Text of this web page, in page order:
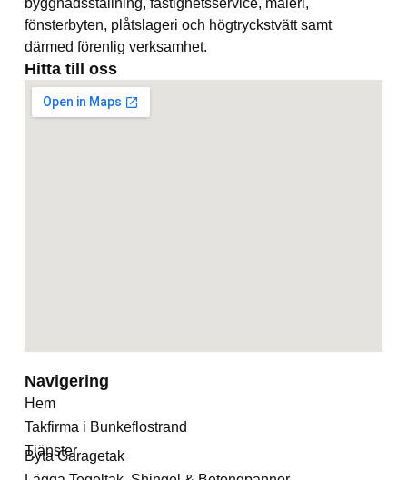
byggnadsställning, fastighetsservice, måleri,
fönsterbyten, plåtslageri och högtryckstvätt samt
därmed förenlig verksamhet.
Hitta till oss
Navigering
Hem
Takfirma i Bunkeflostrand
Tjänster
Byta Garagetak